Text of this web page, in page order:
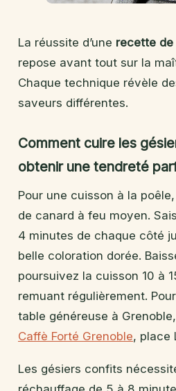
La réussite d’une recette
repose avant tout sur la
Chaque technique révèle
saveurs différentes.
Comment cuire les
obtenir une tendreté
Pour une cuisson à la
de canard à feu moyen.
4 minutes de chaque côté
belle coloration dorée.
poursuivez la cuisson 10 à
remuant régulièrement.
table généreuse à
Caffè Forté Grenoble, place
Les gésiers confits